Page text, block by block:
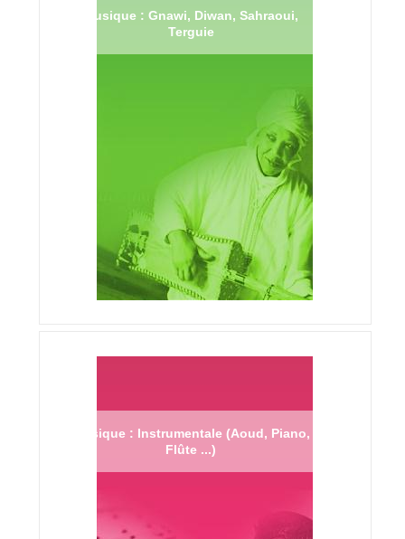
Musique : Gnawi, Diwan, Sahraoui,
Terguie
Musique : Instrumentale (Aoud, Piano,
Flûte ...)